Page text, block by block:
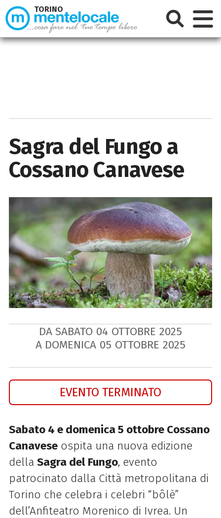
Sagra del Fungo a
Cossano Canavese
DA SABATO 04 OTTOBRE 2025
A DOMENICA 05 OTTOBRE 2025
EVENTO TERMINATO
Sabato 4 e domenica 5 ottobre Cossano
Canaveseospita una nuova edizione
della Sagra del Fungo, evento
patrocinato dalla Città metropolitana di
Torino che celebra i celebri “bôlè”
dell’Anfiteatro Morenico di Ivrea. Un
TORINO